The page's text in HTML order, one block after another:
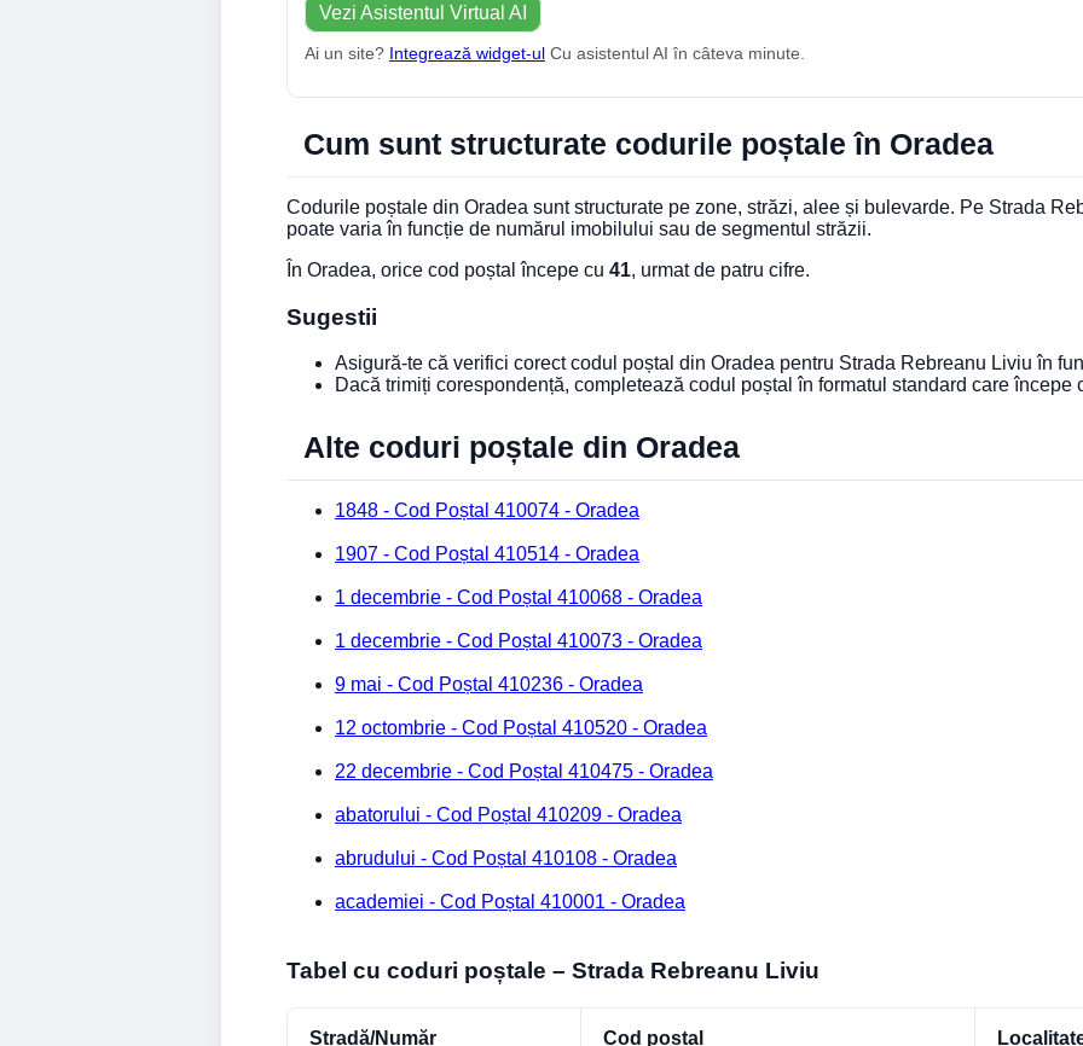
Vezi Asistentul Virtual AI
Ai un site? Integrează widget-ul Cu asistentul AI în câteva minute.
Cum sunt structurate codurile poștale în Oradea
Codurile poștale din Oradea sunt structurate pe zone, străzi, alee și bulevarde. Pe Strada
poate varia în funcție de numărul imobilului sau de segmentul străzii.
În Oradea, orice cod poștal începe cu 41, urmat de patru cifre.
Sugestii
Asigură-te că verifici corect codul poștal din Oradea pentru Strada Rebreanu Liviu în
Dacă trimiți corespondență, completează codul poștal în formatul standard care începe
Alte coduri poștale din Oradea
1848 - Cod Poștal 410074 - Oradea
1907 - Cod Poștal 410514 - Oradea
1 decembrie - Cod Poștal 410068 - Oradea
1 decembrie - Cod Poștal 410073 - Oradea
9 mai - Cod Poștal 410236 - Oradea
12 octombrie - Cod Poștal 410520 - Oradea
22 decembrie - Cod Poștal 410475 - Oradea
abatorului - Cod Poștal 410209 - Oradea
abrudului - Cod Poștal 410108 - Oradea
academiei - Cod Poștal 410001 - Oradea
Tabel cu coduri poștale – Strada Rebreanu Liviu
Stradă/Număr Cod poștal